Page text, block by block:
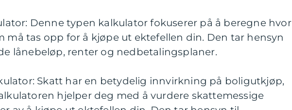
Denne typen kalkulator fokuserer på å beregne hvor
må tas opp for å kjøpe ut ektefellen din. Den tar hensyn
lånebeløp, renter og nedbetalingsplaner.
Skatt har en betydelig innvirkning på boligutkjøp,
hjelper deg med å vurdere skattemessige